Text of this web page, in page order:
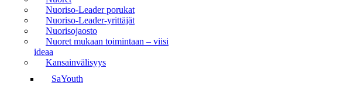
Nuoriso-Leader porukat
Nuoriso-Leader-yrittäjät
Nuorisojaosto
Nuoret mukaan toimintaan – viisi
ideaa
Kansainvälisyys
SaYouth